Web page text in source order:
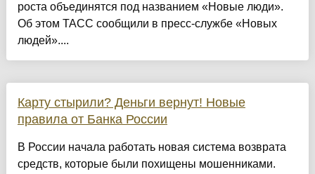
роста объединятся под названием «Новые люди».
Об этом ТАСС сообщили в пресс-службе «Новых
людей»....
Карту стырили? Деньги вернут! Новые
правила от Банка России
В России начала работать новая система возврата
средств, которые были похищены мошенниками.